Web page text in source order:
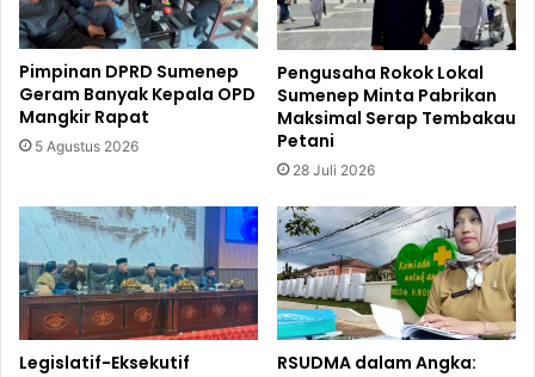
Pimpinan DPRD Sumenep
Geram Banyak Kepala OPD
Mangkir Rapat
5 Agustus 2026
Pengusaha Rokok Lokal
Sumenep Minta Pabrikan
Maksimal Serap Tembakau
Petani
28 Juli 2026
Legislatif-Eksekutif
RSUDMA dalam Angka: